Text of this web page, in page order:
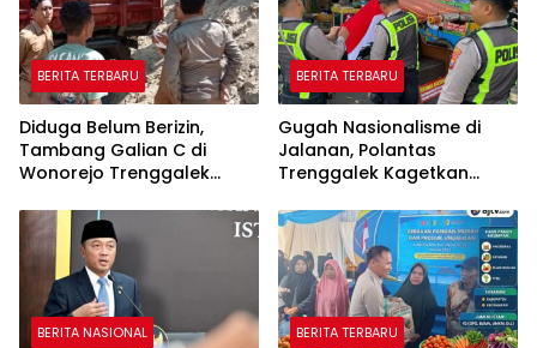
BERITA TERBARU
Diduga Belum Berizin,
Tambang Galian C di
Wonorejo Trenggalek
BERITA TERBARU
Gugah Nasionalisme di
Jalanan, Polantas
Trenggalek Kagetkan
BERITA NASIONAL BERITA TERBARU